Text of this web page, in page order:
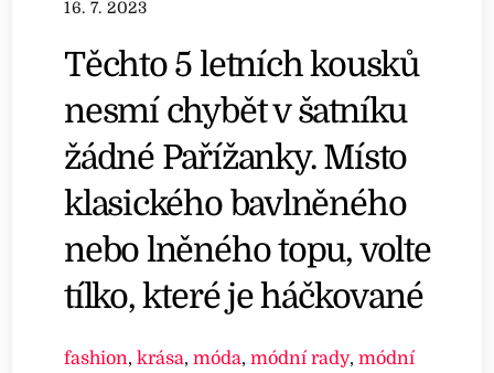
16. 7. 2023
Těchto 5 letních kousků
nesmí chybět v šatníku
žádné Pařížanky. Místo
klasického bavlněného
nebo lněného topu, volte
tílko, které je háčkované
fashion,krása,móda,módní rady,módní